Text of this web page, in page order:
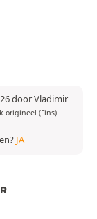
door Vladimir
origineel (Fins)
JA